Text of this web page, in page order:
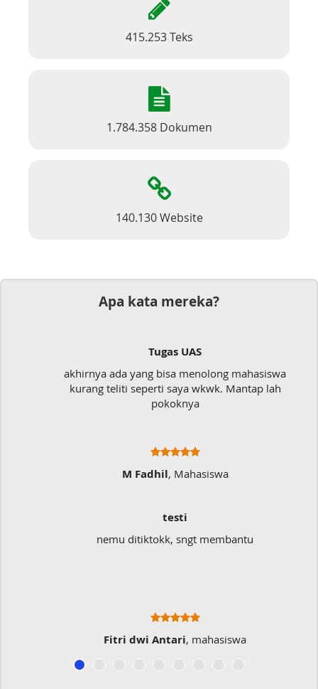
415.253 Teks
1.784.358 Dokumen
140.130 Website
Apa kata mereka?
Tugas UAS
akhirnya ada yang bisa menolong mahasiswa
kurang teliti seperti saya wkwk. Mantap lah
pokoknya
M Fadhil, Mahasiswa
testi
nemu ditiktokk, sngt membantu
Fitri dwi Antari, mahasiswa